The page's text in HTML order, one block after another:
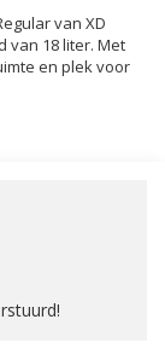
van XD
van 18 liter. Met
en plek voor